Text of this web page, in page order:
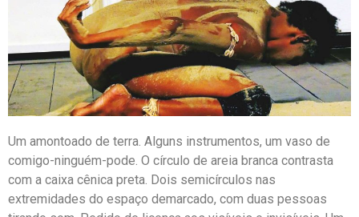
Um amontoado de terra. Alguns instrumentos, um vaso de
comigo-ninguém-pode. O círculo de areia branca contrasta
com a caixa cênica preta. Dois semicírculos nas
extremidades do espaço demarcado, com duas pessoas